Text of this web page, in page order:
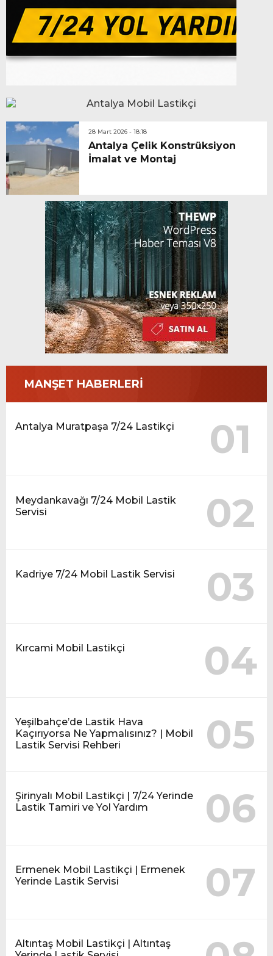
28 Mart 2026 - 18:18
Antalya Çelik Konstrüksiyon
İmalat ve Montaj
MANŞET HABERLERİ
Antalya Muratpaşa 7/24 Lastikçi 01
Meydankavağı 7/24 Mobil Lastik
Servisi
02
Kadriye 7/24 Mobil Lastik Servisi 03
Kırcami Mobil Lastikçi 04
Yeşilbahçe’de Lastik Hava
Kaçırıyorsa Ne Yapmalısınız? | Mobil
Lastik Servisi Rehberi
05
Şirinyalı Mobil Lastikçi | 7/24 Yerinde
Lastik Tamiri ve Yol Yardım
06
Ermenek Mobil Lastikçi | Ermenek
Yerinde Lastik Servisi
07
Altıntaş Mobil Lastikçi | Altıntaş